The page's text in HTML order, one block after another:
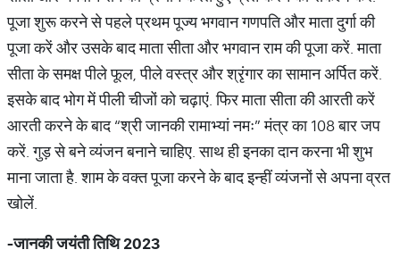
पूजा शुरू करने से पहले प्रथम पूज्य भगवान गणपति और माता दुर्गा की
पूजा करें और उसके बाद माता सीता और भगवान राम की पूजा करें. माता
सीता के समक्ष पीले फूल, पीले वस्त्र और श्रृंगार का सामान अर्पित करें.
इसके बाद भोग में पीली चीजों को चढ़ाएं. फिर माता सीता की आरती करें
आरती करने के बाद “श्री जानकी रामाभ्यां नमः” मंत्र का 108 बार जप
करें. गुड़ से बने व्यंजन बनाने चाहिए. साथ ही इनका दान करना भी शुभ
माना जाता है. शाम के वक्त पूजा करने के बाद इन्हीं व्यंजनों से अपना व्रत
खोलें.
-जानकीजयंतीतिथि2023